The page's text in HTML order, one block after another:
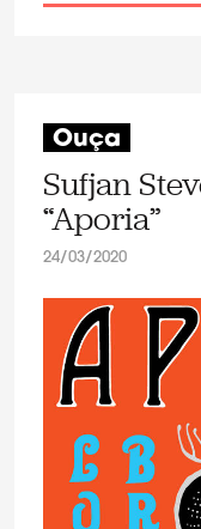
Ouça
Sufjan
“Aporia”
24/03/2020